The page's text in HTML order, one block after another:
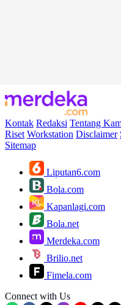
Kontak Redaksi Tentang
Riset Workstation Disclaimer
Sitemap
Liputan6.com
Bola.com
Kapanlagi.com
Bola.net
Merdeka.com
Brilio.net
Fimela.com
Connect with Us